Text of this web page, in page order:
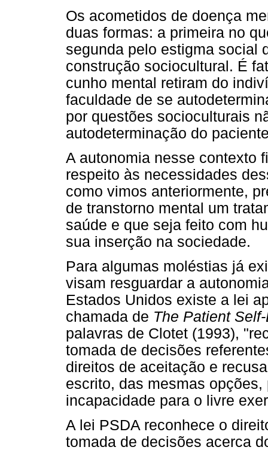
Os acometidos de doença
duas formas: a primeira no
segunda pelo estigma social
construção sociocultural. É
cunho mental retiram do
faculdade de se
por questões socioculturais
autodeterminação do
A autonomia nesse contexto
respeito às necessidades
como vimos anteriormente,
de transtorno mental um
saúde e que seja feito com
sua inserção na sociedade.
Para algumas moléstias já
visam resguardar a
Estados Unidos existe a lei
chamada de The Patient
palavras de Clotet (1993),
tomada de decisões
direitos de aceitação e
escrito, das mesmas
incapacidade para o livre
A lei PSDA reconhece o
tomada de decisões acerca